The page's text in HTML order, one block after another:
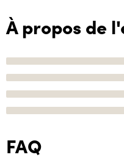
À propos de
FAQ